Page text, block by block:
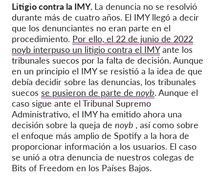
Litigio contra la IMY. La denuncia no se resolvió
durante más de cuatro años. El IMY llegó a decir
que los denunciantes no eran parte en el
procedimiento. Por ello, el 22 de junio de 2022
noyb interpuso un litigio contra el IMYante los
tribunales suecos por la falta de decisión. Aunque
en un principio el IMY se resistió a la idea de que
debía decidir sobre las denuncias, los tribunales
suecos se pusieron de parte de noyb. Aunque el
caso sigue ante el Tribunal Supremo
Administrativo, el IMY ha emitido ahora una
decisión sobre la queja de noyb , así como sobre
el enfoque más amplio de Spotify a la hora de
proporcionar información a los usuarios. El caso
se unió a otra denuncia de nuestros colegas de
Bits of Freedom en los Países Bajos.